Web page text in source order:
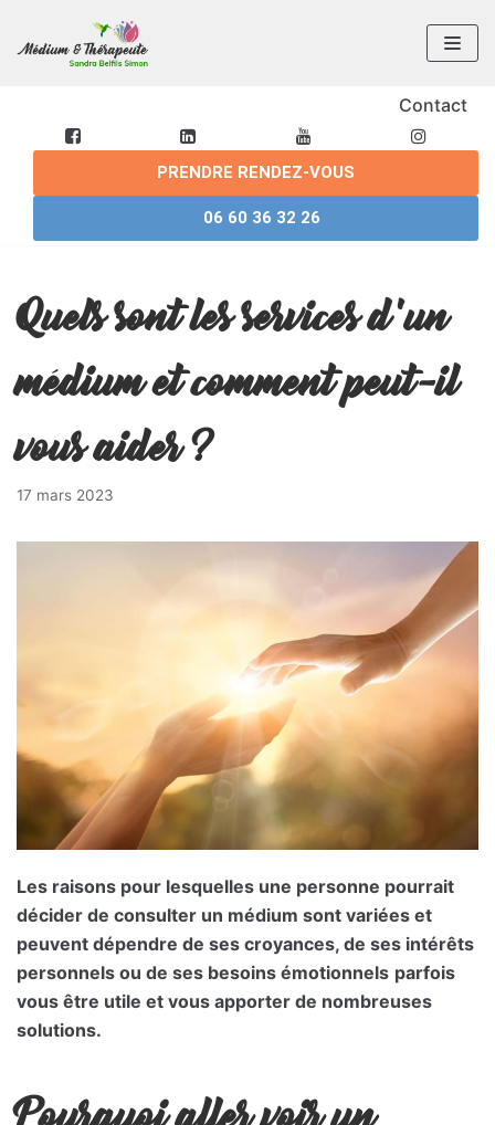
au
Contact
PRENDRE RENDEZ-VOUS
06 60 36 32 26
Quels sont les services d’un
médium et comment peut-il
vous aider ?
17 mars 2023
Les raisons pour lesquelles une personne pourrait
décider de consulter un médium sont variées et
peuvent dépendre de ses croyances, de ses intérêts
personnels ou de ses besoins émotionnels parfois
vous être utile et vous apporter de nombreuses
solutions.